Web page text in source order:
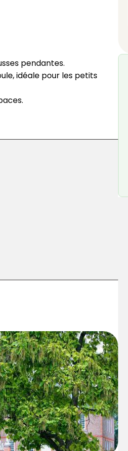
pendantes.
idéale pour les petits